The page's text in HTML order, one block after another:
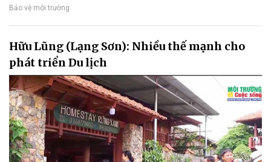
Bảo vệ môi trường
Hữu Lũng (Lạng Sơn): Nhiều thế mạnh cho
phát triển Du lịch